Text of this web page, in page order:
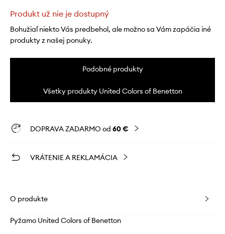
Produkt už nie je dostupný
Bohužiaľ niekto Vás predbehol, ale možno sa Vám zapáčia iné
produkty z našej ponuky.
Podobné produkty
Všetky produkty United Colors of Benetton
DOPRAVA ZADARMO od 60 €
VRÁTENIE A REKLAMÁCIA
O produkte
Pyžamo United Colors of Benetton